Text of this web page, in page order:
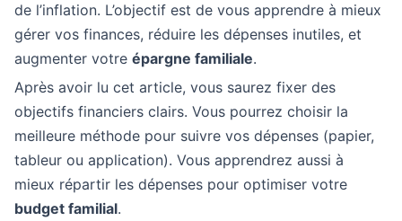
de l’inflation. L’objectif est de vous apprendre à mieux
gérer vos finances, réduire les dépenses inutiles, et
augmenter votre épargne familiale.
Après avoir lu cet article, vous saurez fixer des
objectifs financiers clairs. Vous pourrez choisir la
meilleure méthode pour suivre vos dépenses (papier,
tableur ou application). Vous apprendrez aussi à
mieux répartir les dépenses pour optimiser votre
budget familial.